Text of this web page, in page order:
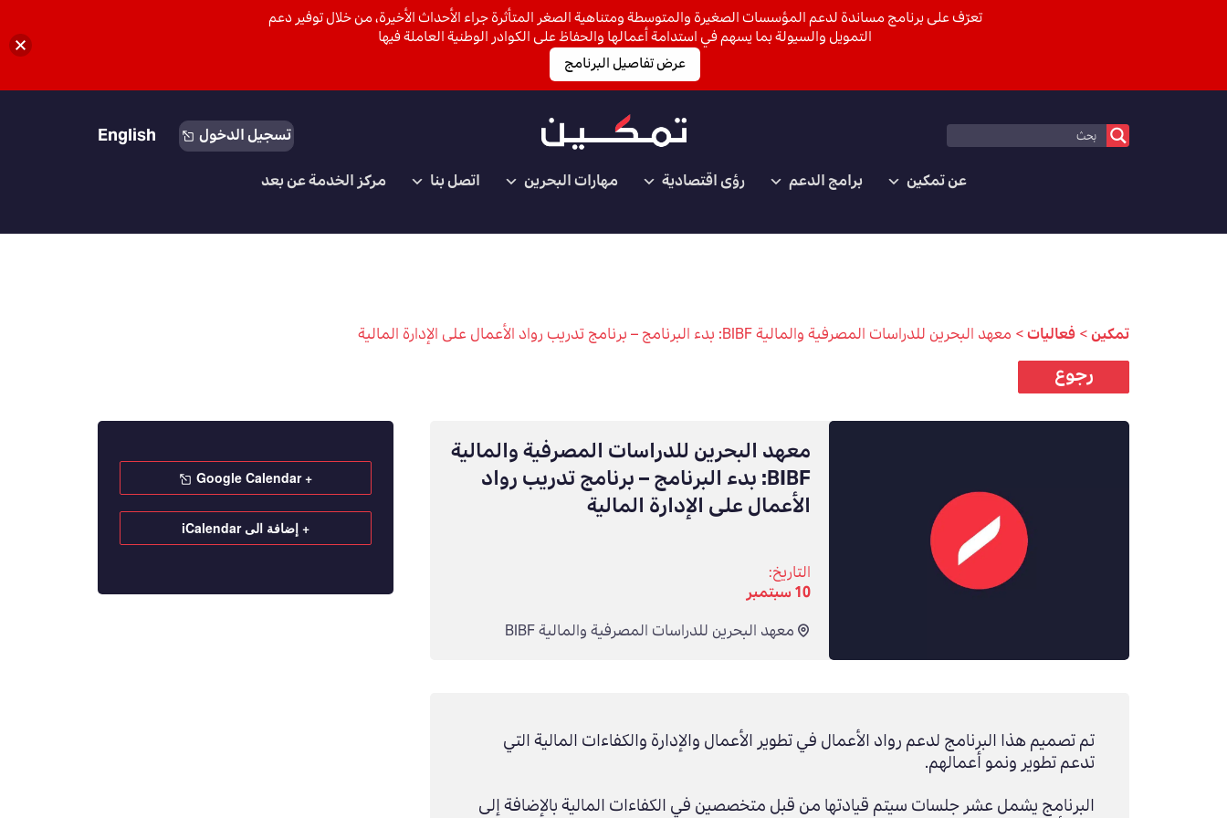
تسجيل الدخول English
عن تمكين برامج الدعم رؤى اقتصادية مهارات البحرين اتصل بنا مركز الخدمة عن بعد
تمكين>فعاليات>معهد البحرين للدراسات المصرفية والمالية BIBF: بدء البرنامج – برنامج تدريب رواد الأعمال على الإدارة المالية
رجوع
معهد البحرين للدراسات المصرفية والمالية
BIBF: بدء البرنامج – برنامج تدريب رواد
الأعمال على الإدارة المالية
التاريخ:
10 سبتمبر
معهد البحرين للدراسات المصرفية والمالية BIBF
تم تصميمهذاالبرنامج لدعم رواد الأعمال في تطوير الأعمال والإدارة والكفاءات المالية التي
تدعم تطوير ونمو أعمالهم.
البرنامج يشمل عشر جلساتسيتمقيادتها من قبل متخصصين في الكفاءات المالية بالإضافة إلى
+ Google Calendar
+ إضافة الى iCalendar
تعرّف على برنامج مساندة لدعم المؤسسات الصغيرة والمتوسطة ومتناهية الصغر المتأثرة جراء الأحداث الأخيرة، من خلال توفير دعم
التمويل والسيولة بما يسهم في استدامة أعمالها والحفاظ على الكوادر الوطنية العاملة فيها
عرض تفاصيل البرنامج